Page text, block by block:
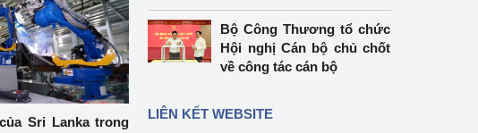
Sri Lanka trong
Bộ Công Thương tổ chức
Hội nghị Cán bộ chủ chốt
về công tác cán bộ
LIÊN KẾT WEBSITE